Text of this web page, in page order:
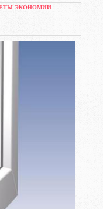
ЭКОНОМИИ